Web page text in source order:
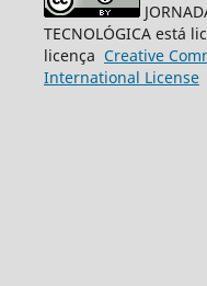
TECNOLÓGICA está
licença Creative
International License